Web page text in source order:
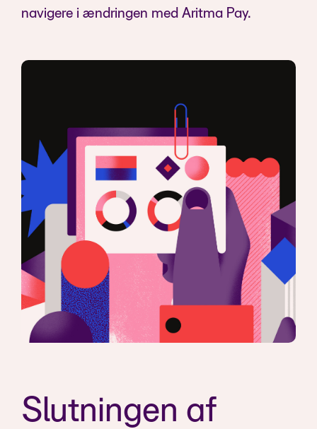
navigere i ændringen med Aritma Pay.
Slutningen af